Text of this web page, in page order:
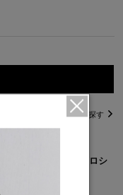
直営店在庫を探す
た、クラシックなポロシ